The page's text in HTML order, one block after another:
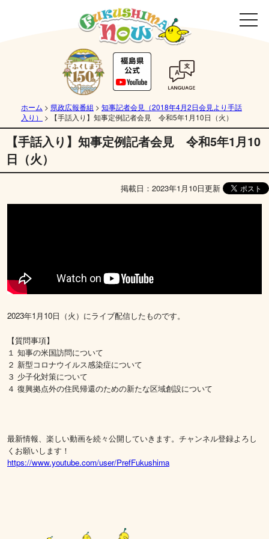
ホーム > 県政広報番組 > 知事記者会見（2018年4月2日会見より手話
入り）
> 【手話入り】知事定例記者会見 令和5年1月10日（火）
【手話入り】知事定例記者会見 令和5年1月10
日（火）
掲載日：2023年1月10日更新
2023年1月10日（火）にライブ配信したものです。
【質問事項】
１ 知事の米国訪問について
２ 新型コロナウイルス感染症について
３ 少子化対策について
４ 復興拠点外の住民帰還のための新たな区域創設について
最新情報、楽しい動画を続々公開していきます。チャンネル登録よろし
くお願いします！
https://www.youtube.com/user/PrefFukushima